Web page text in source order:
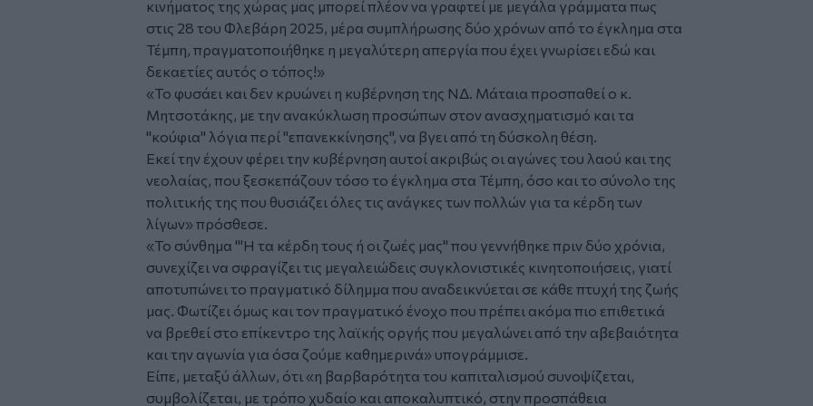
κινήματος της χώρας μας μπορεί πλέον να γραφτεί με μεγάλα γράμματα πως
στις 28 του Φλεβάρη 2025, μέρα συμπλήρωσης δύο χρόνων από το έγκλημα στα
Τέμπη, πραγματοποιήθηκε η μεγαλύτερη απεργία που έχει γνωρίσει εδώ και
δεκαετίες αυτός ο τόπος!»
«Το φυσάει και δεν κρυώνει η κυβέρνηση της ΝΔ. Μάταια προσπαθεί ο κ.
Μητσοτάκης, με την ανακύκλωση προσώπων στον ανασχηματισμό και τα
"κούφια" λόγια περί "επανεκκίνησης", να βγει από τη δύσκολη θέση.
Εκεί την έχουν φέρει την κυβέρνηση αυτοί ακριβώς οι αγώνες του λαού και της
νεολαίας, που ξεσκεπάζουν τόσο το έγκλημα στα Τέμπη, όσο και το σύνολο της
πολιτικής της που θυσιάζει όλες τις ανάγκες των πολλών για τα κέρδη των
λίγων» πρόσθεσε.
«Το σύνθημα "'Η τα κέρδη τους ή οι ζωές μας" που γεννήθηκε πριν δύο χρόνια,
συνεχίζει να σφραγίζει τις μεγαλειώδεις συγκλονιστικές κινητοποιήσεις, γιατί
αποτυπώνει το πραγματικό δίλημμα που αναδεικνύεται σε κάθε πτυχή της ζωής
μας. Φωτίζει όμως και τον πραγματικό ένοχο που πρέπει ακόμα πιο επιθετικά
να βρεθεί στο επίκεντρο της λαϊκής οργής που μεγαλώνει από την αβεβαιότητα
και την αγωνία για όσα ζούμε καθημερινά» υπογράμμισε.
Είπε, μεταξύ άλλων, ότι «η βαρβαρότητα του καπιταλισμού συνοψίζεται,
συμβολίζεται, με τρόπο χυδαίο και αποκαλυπτικό, στην προσπάθεια